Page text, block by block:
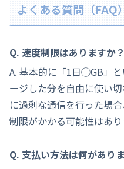
よくある質問（FAQ）
Q. 速度制限はありますか？
A. 基本的に「1日◯GB」
ージした分を自由に使い
に過剰な通信を行った場
制限がかかる可能性はあり
Q. 支払い方法は何があり